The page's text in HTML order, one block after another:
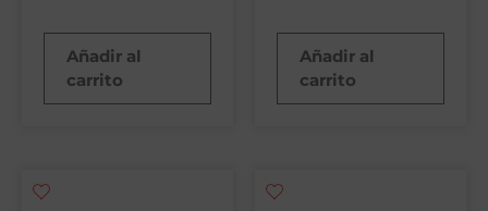
Añadir al
carrito
Añadir al
carrito